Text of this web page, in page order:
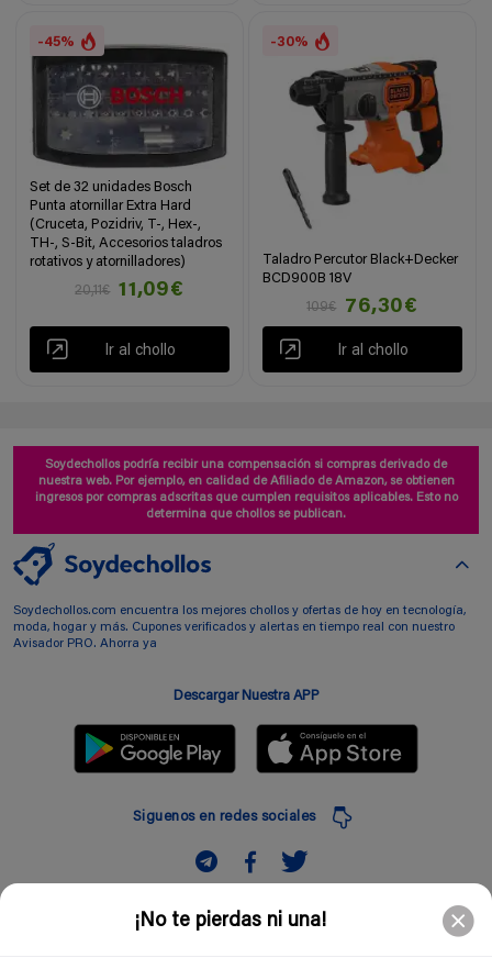
¡No te pierdas ni una!
-45%
Set de 32 unidades Bosch
Punta atornillar Extra Hard
(Cruceta, Pozidriv, T-, Hex-,
TH-, S-Bit, Accesorios taladros
rotativos y atornilladores)
20,11€
11,09€
Ir al chollo
-30%
Taladro Percutor Black+Decker
BCD900B 18V
109€
76,30€
Ir al chollo
Soydechollos podría recibir una compensación si compras derivado de
nuestra web. Por ejemplo, en calidad de Afiliado de Amazon, se obtienen
ingresos por compras adscritas que cumplen requisitos aplicables. Esto no
determina que chollos se publican.
Soydechollos.com encuentra los mejores chollos y ofertas de hoy en tecnología,
moda, hogar y más. Cupones verificados y alertas en tiempo real con nuestro
Avisador PRO. Ahorra ya
Descargar Nuestra APP
Siguenos en redes sociales
Suscribir